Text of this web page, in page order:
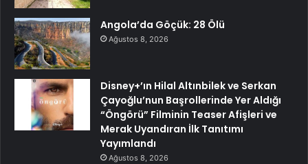
Angola’da Göçük: 28 Ölü
Ağustos 8, 2026
Disney+’ın Hilal Altınbilek ve Serkan
Çayoğlu’nun Başrollerinde Yer Aldığı
“Öngörü” Filminin Teaser Afişleri ve
Merak Uyandıran İlk Tanıtımı
Yayımlandı
Ağustos 8, 2026